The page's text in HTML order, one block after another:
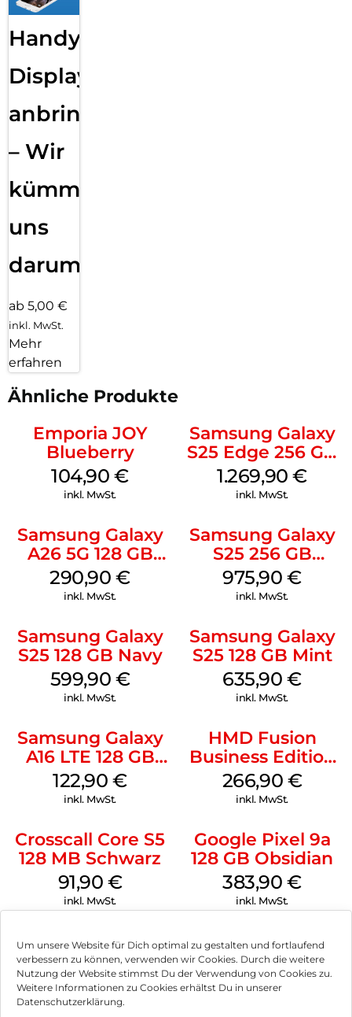
Um unsere Website für Dich optimal zu gestalten und fortlaufend
verbessern zu können, verwenden wir Cookies. Durch die weitere
Nutzung der Website stimmst Du der Verwendung von Cookies zu.
Weitere Informationen zu Cookies erhältst Du in unserer
Datenschutzerklärung.
Handy
Displayfolie
anbringen
– Wir
kümmern
uns
darum!
ab 5,00 €
inkl. MwSt.
Mehr
erfahren
Ähnliche Produkte
Emporia JOY
Blueberry
104,90€
inkl. MwSt.
Samsung Galaxy
S25 Edge 256 GB
Titanium Silver
1.269,90€
inkl. MwSt.
Samsung Galaxy
A26 5G 128 GB
White
290,90€
inkl. MwSt.
Samsung Galaxy
S25 256 GB
Icyblue
975,90€
inkl. MwSt.
Samsung Galaxy
S25 128 GB Navy
599,90 €
inkl. MwSt.
Samsung Galaxy
S25 128 GB Mint
635,90€
inkl. MwSt.
Samsung Galaxy
A16 LTE 128 GB
Black
122,90€
inkl. MwSt.
HMD Fusion
Business Edition
256 GB Grey
266,90 €
inkl. MwSt.
Crosscall Core S5
128 MB Schwarz
91,90 €
inkl. MwSt.
Google Pixel 9a
128 GB Obsidian
383,90€
inkl. MwSt.
Impressum